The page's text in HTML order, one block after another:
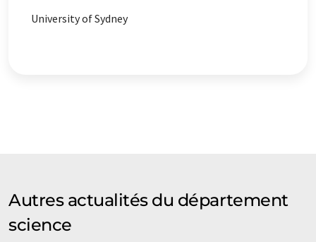
University of Sydney
Autres actualités du département
science